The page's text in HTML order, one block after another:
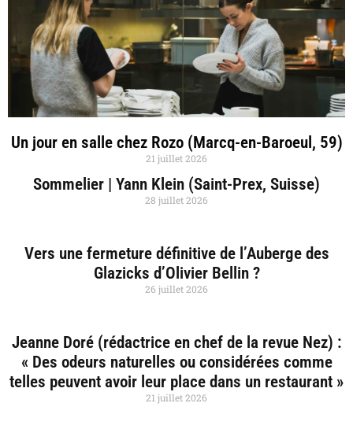
Un jour en salle chez Rozo (Marcq-en-Baroeul, 59)
21 juillet 2026
Sommelier | Yann Klein (Saint-Prex, Suisse)
28 juillet 2026
Vers une fermeture définitive de l’Auberge des
Glazicks d’Olivier Bellin ?
26 juillet 2026
Jeanne Doré (rédactrice en chef de la revue Nez) :
« Des odeurs naturelles ou considérées comme
telles peuvent avoir leur place dans un restaurant »
21 juillet 2026